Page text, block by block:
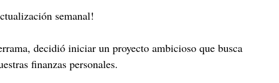
semanal!
decidió iniciar un proyecto ambicioso que busca
finanzas personales.